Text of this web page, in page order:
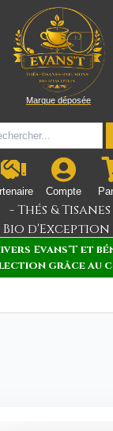
Marque déposée
Compte
- Thés & Tisanes
Bio d'Exception
Evans'T et
grâce au